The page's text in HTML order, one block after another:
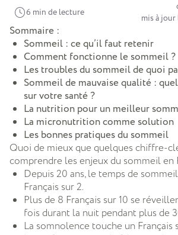
6 min de lecture
mis à
Sommaire :
Sommeil : ce qu’il faut retenir
Comment fonctionne le sommeil ?
Les troubles du sommeil de quoi
Sommeil de mauvaise qualité :
sur votre santé ?
La nutrition pour un meilleur
La micronutrition comme solution
Les bonnes pratiques du sommeil
Quoi de mieux que quelques chiffre-
comprendre les enjeux du sommeil en
Depuis 20 ans, le temps de
Français sur 2.
Plus de 8 Français sur 10 se
fois durant la nuit pendant plus de
La somnolence touche un Français